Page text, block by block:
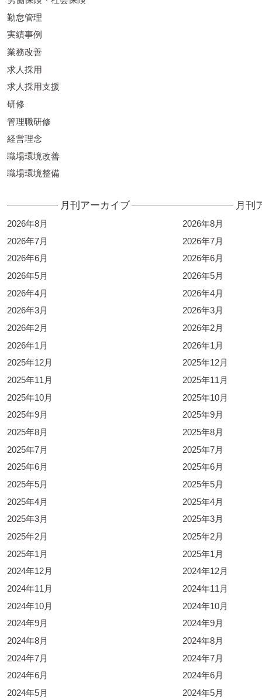
勤怠管理
実績事例
業務改善
求人採用
求人採用支援
研修
管理職研修
経営理念
職場環境改善
職場環境整備
月刊アーカイブ
2026年8月
2026年7月
2026年6月
2026年5月
2026年4月
2026年3月
2026年2月
2026年1月
2025年12月
2025年11月
2025年10月
2025年9月
2025年8月
2025年7月
2025年6月
2025年5月
2025年4月
2025年3月
2025年2月
2025年1月
2024年12月
2024年11月
2024年10月
2024年9月
2024年8月
2024年7月
2024年6月
2024年5月
月刊
2026年8月
2026年7月
2026年6月
2026年5月
2026年4月
2026年3月
2026年2月
2026年1月
2025年12月
2025年11月
2025年10月
2025年9月
2025年8月
2025年7月
2025年6月
2025年5月
2025年4月
2025年3月
2025年2月
2025年1月
2024年12月
2024年11月
2024年10月
2024年9月
2024年8月
2024年7月
2024年6月
2024年5月